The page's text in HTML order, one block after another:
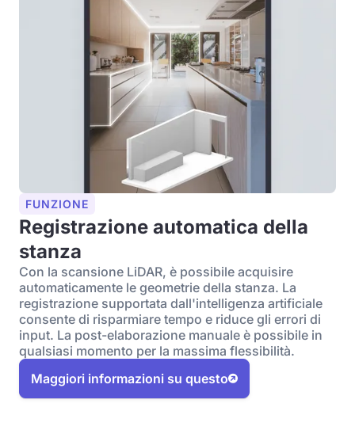
FUNZIONE
Registrazione automatica della
stanza
Con la scansione LiDAR, è possibile acquisire
automaticamente le geometrie della stanza. La
registrazione supportata dall'intelligenza artificiale
consente di risparmiare tempo e riduce gli errori di
input. La post-elaborazione manuale è possibile in
qualsiasi momento per la massima flessibilità.
Maggiori informazioni su questo